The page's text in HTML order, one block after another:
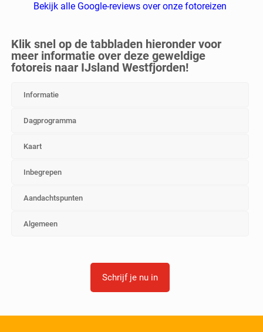
Bekijk alle Google-reviews over onze fotoreizen
Klik snel op de tabbladen hieronder voor
meer informatie over deze geweldige
fotoreis naar IJsland Westfjorden!
Informatie
Dagprogramma
Kaart
Inbegrepen
Aandachtspunten
Algemeen
Schrijf je nu in